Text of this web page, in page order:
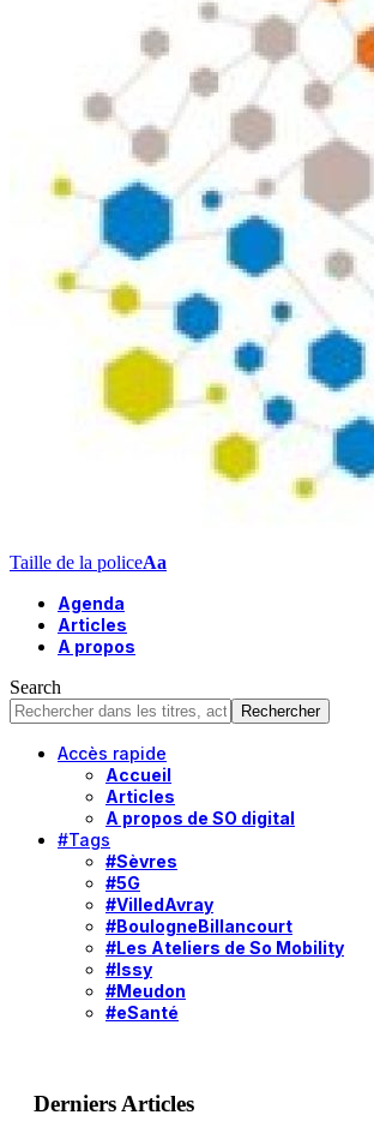
Taille de la policeAa
Agenda
Articles
A propos
Search
Accès rapide
Accueil
Articles
A propos de SO digital
#Tags
#Sèvres
#5G
#VilledAvray
#BoulogneBillancourt
#Les Ateliers de So Mobility
#Issy
#Meudon
#eSanté
Derniers Articles